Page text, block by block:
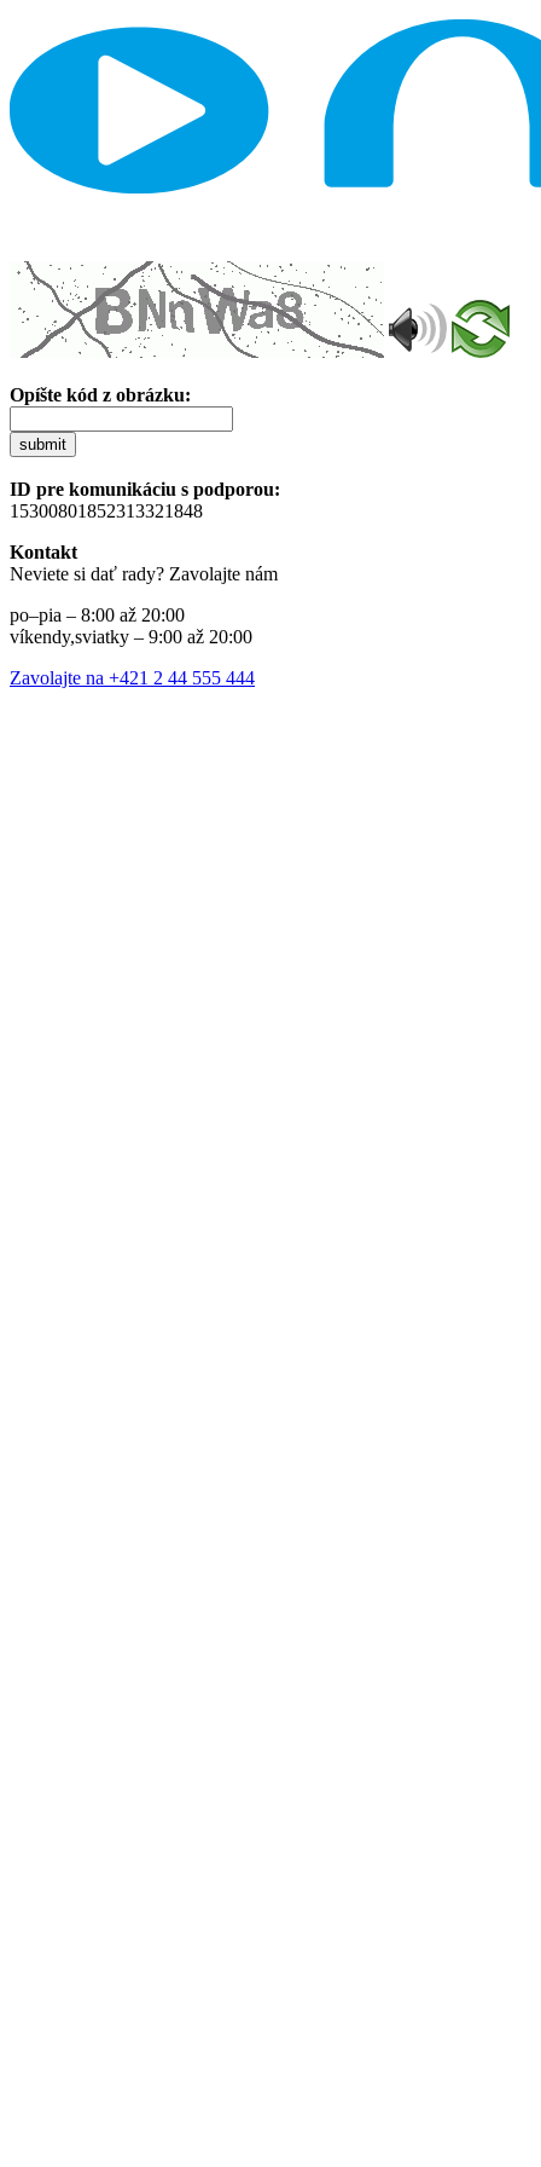
Opíšte kód z obrázku:
submit
ID pre komunikáciu s podporou:
15300801852313321848
Kontakt
Neviete si dať rady? Zavolajte nám
po–pia – 8:00 až 20:00
víkendy,sviatky – 9:00 až 20:00
Zavolajte na +421 2 44 555 444